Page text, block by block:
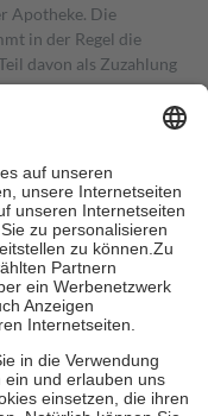
Apotheke. Die
in der Regel die
davon als Zuzahlung
in Höhe von zehn
als die tatsächlichen
Online-Apotheken.
beträgt die
Euro je
eigene Gesundheit zu
zu unterstützen,
18. Lebensjahr